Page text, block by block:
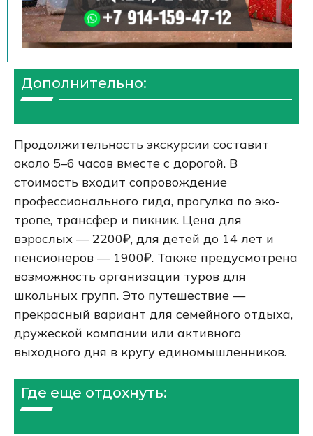
Дополнительно:
Продолжительность экскурсии составит
около 5–6 часов вместе с дорогой. В
стоимость входит сопровождение
профессионального гида, прогулка по эко-
тропе, трансфер и пикник. Цена для
взрослых — 2200₽, для детей до 14 лет и
пенсионеров — 1900₽. Также предусмотрена
возможность организации туров для
школьных групп. Это путешествие —
прекрасный вариант для семейного отдыха,
дружеской компании или активного
выходного дня в кругу единомышленников.
Где еще отдохнуть: